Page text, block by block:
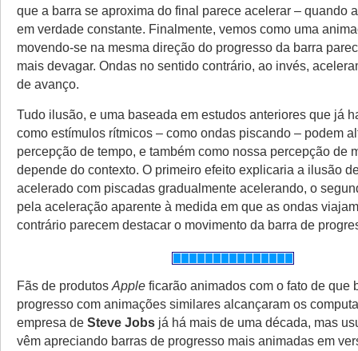
que a barra se aproxima do final parece acelerar – quando
em verdade constante. Finalmente, vemos como uma
movendo-se na mesma direção do progresso da barra
mais devagar. Ondas no sentido contrário, ao invés,
de avanço.
Tudo ilusão, e uma baseada em estudos anteriores que já
como estímulos rítmicos – como ondas piscando – podem
percepção de tempo, e também como nossa percepção de
depende do contexto. O primeiro efeito explicaria a ilusão
acelerado com piscadas gradualmente acelerando, o
pela aceleração aparente à medida em que as ondas
contrário parecem destacar o movimento da barra de
Fãs de produtos Apple ficarão animados com o fato de que
progresso com animações similares alcançaram os
empresa de Steve Jobs já há mais de uma década, mas
vêm apreciando barras de progresso mais animadas em